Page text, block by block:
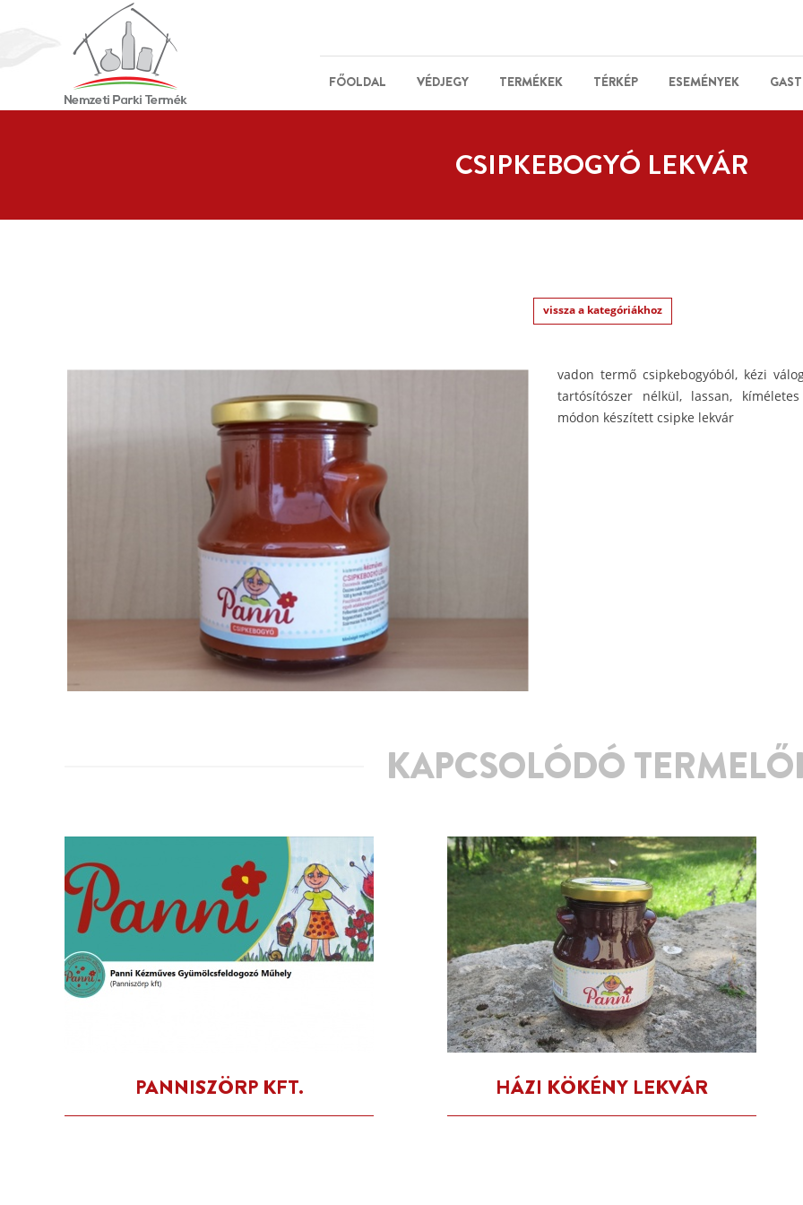
FŐOLDAL VÉDJEGY TERMÉKEK TÉRKÉP ESEMÉNYEK
CSIPKEBOGYÓ LEKVÁR
vissza a kategóriákhoz
vadon termő csipkebogyóból, kézi
tartósítószer nélkül, lassan,
módon készített csipke lekvár
KAPCSOLÓDÓ
PANNISZÖRP KFT. HÁZI KÖKÉNY LEKVÁR